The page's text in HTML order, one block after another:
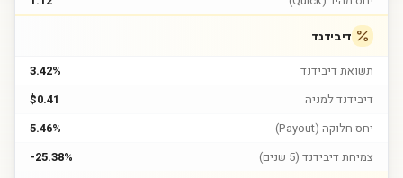
דיבידנד
תשואת דיבידנד
3.42%
דיבידנד למניה
$0.41
יחס חלוקה (Payout)
5.46%
צמיחת דיבידנד (5 שנים)
-25.38%